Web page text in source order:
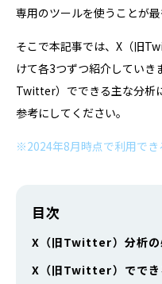
専用のツールを使うことが最
そこで本記事では、X（旧
けて各3つずつ紹介していき
Twitter）でできる主な分析
参考にしてください。
※2024年8月時点で利用で
目次
X（旧Twitter）分析の
X（旧Twitter）ででき